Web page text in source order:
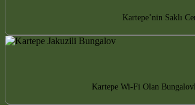
Kartepe’nin Saklı
Kartepe Wi-Fi Olan